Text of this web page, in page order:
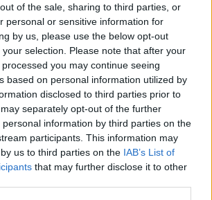
of the sale, sharing to third parties, or
personal or sensitive information for
by us, please use the below opt-out
selection. Please note that after your
you may continue seeing
based on personal information utilized by
disclosed to third parties prior to
separately opt-out of the further
information by third parties on the
participants. This information may
us to third parties on the IAB’s List of
that may further disclose it to other